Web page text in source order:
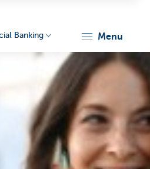
Banking menu